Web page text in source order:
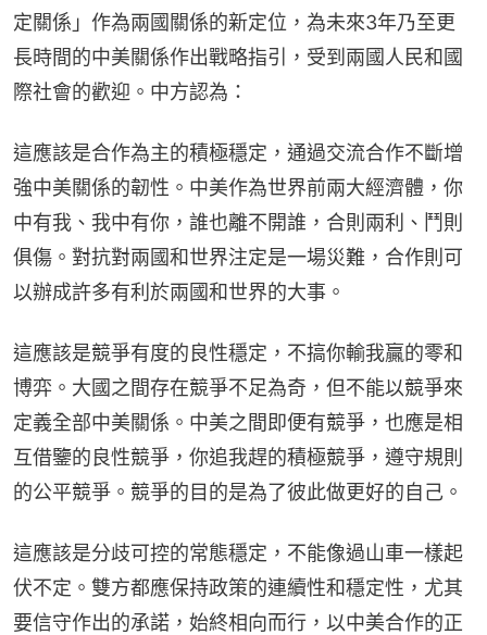
定關係」作為兩國關係的新定位，為未來3年乃至更
長時間的中美關係作出戰略指引，受到兩國人民和國
際社會的歡迎。中方認為：
這應該是合作為主的積極穩定，通過交流合作不斷增
強中美關係的韌性。中美作為世界前兩大經濟體，你
中有我、我中有你，誰也離不開誰，合則兩利、鬥則
俱傷。對抗對兩國和世界注定是一場災難，合作則可
以辦成許多有利於兩國和世界的大事。
這應該是競爭有度的良性穩定，不搞你輸我贏的零和
博弈。大國之間存在競爭不足為奇，但不能以競爭來
定義全部中美關係。中美之間即便有競爭，也應是相
互借鑒的良性競爭，你追我趕的積極競爭，遵守規則
的公平競爭。競爭的目的是為了彼此做更好的自己。
這應該是分歧可控的常態穩定，不能像過山車一樣起
伏不定。雙方都應保持政策的連續性和穩定性，尤其
要信守作出的承諾，始終相向而行，以中美合作的正